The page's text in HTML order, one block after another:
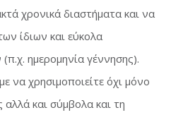
χρονικά διαστήματα και να
ίδιων και εύκολα
ημερομηνία γέννησης).
να χρησιμοποιείτε όχι μόνο
και σύμβολα και τη